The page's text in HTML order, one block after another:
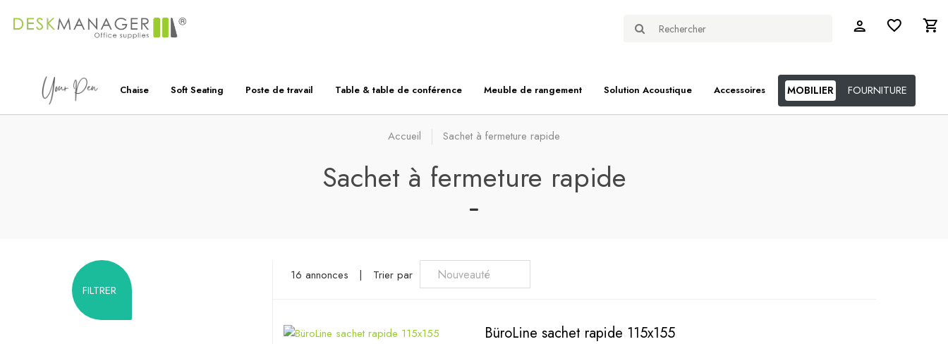
Chaise Soft Seating Poste de travail Table & table de conférence Meuble de rangement Solution Acoustique Accessoires MOBILIER FOURNITURE
Accueil Sachet à fermeture rapide
Sachet à fermeture rapide
FILTRER
16 annonces | Trier par
BüroLine sachet rapide 115x155